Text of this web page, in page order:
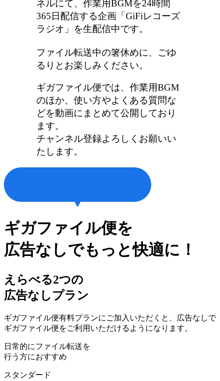
ネルにて、作業用BGMを24時間
365日配信する企画「GiFiレコーズ
ラジオ」を生配信中です。
ファイル転送中の箸休めに、ごゆ
るりとお楽しみください。
ギガファイル便では、作業用BGM
のほか、使い方やよくある質問な
どを動画にまとめて公開しており
ます。
チャンネル登録よろしくお願いい
たします。
ギガファイル便を
広告なしでもっと快適に！
えらべる2つの
広告なしプラン
ギガファイル便有料プランにご加入いただくと、広告なしで
ギガファイル便をご利用いただけるようになります。
日常的にファイル転送を
行う方におすすめ
スタンダード